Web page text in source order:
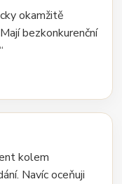
okamžitě
bezkonkurenční
kolem
Navíc oceňuji